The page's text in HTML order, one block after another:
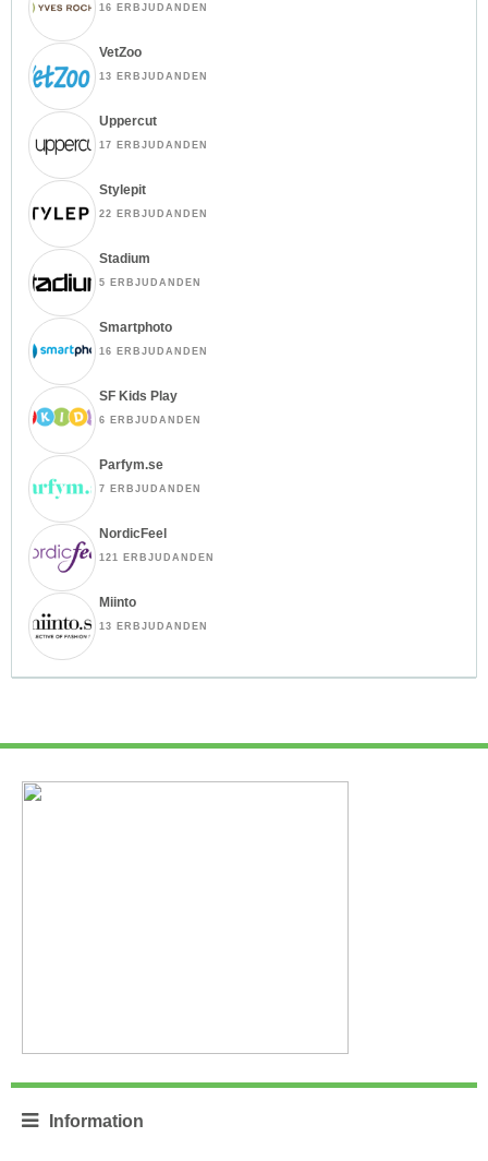
16 ERBJUDANDEN
VetZoo
13 ERBJUDANDEN
Uppercut
17 ERBJUDANDEN
Stylepit
22 ERBJUDANDEN
Stadium
5 ERBJUDANDEN
Smartphoto
16 ERBJUDANDEN
SF Kids Play
6 ERBJUDANDEN
Parfym.se
7 ERBJUDANDEN
NordicFeel
121 ERBJUDANDEN
Miinto
13 ERBJUDANDEN
Information